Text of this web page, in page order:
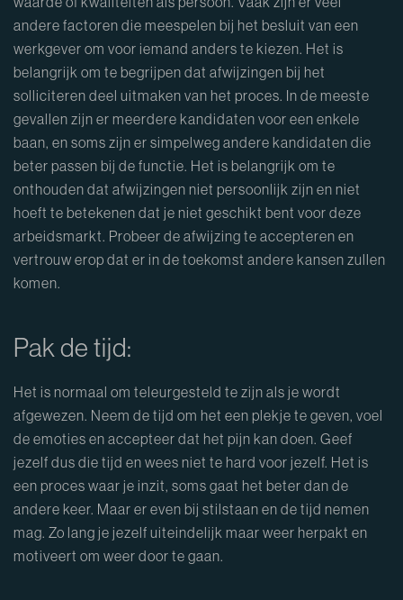
andere factoren die meespelen bij het besluit van een
werkgever om voor iemand anders te kiezen. Het is
belangrijk om te begrijpen dat afwijzingen bij het
solliciteren deel uitmaken van het proces. In de meeste
gevallen zijn er meerdere kandidaten voor een enkele
baan, en soms zijn er simpelweg andere kandidaten die
beter passen bij de functie. Het is belangrijk om te
onthouden dat afwijzingen niet persoonlijk zijn en niet
hoeft te betekenen dat je niet geschikt bent voor deze
arbeidsmarkt. Probeer de afwijzing te accepteren en
vertrouw erop dat er in de toekomst andere kansen zullen
komen.
Pak de tijd:
Het is normaal om teleurgesteld te zijn als je wordt
afgewezen. Neem de tijd om het een plekje te geven, voel
de emoties en accepteer dat het pijn kan doen. Geef
jezelf dus die tijd en wees niet te hard voor jezelf. Het is
een proces waar je inzit, soms gaat het beter dan de
andere keer. Maar er even bij stilstaan en de tijd nemen
mag. Zo lang je jezelf uiteindelijk maar weer herpakt en
motiveert om weer door te gaan.